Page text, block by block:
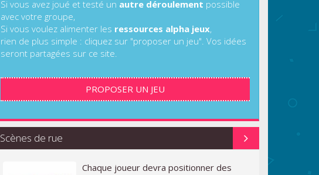
Si vous avez joué et testé un autre déroulement possible
avec votre groupe,
Si vous voulez alimenter les ressources alpha jeux,
rien de plus simple : cliquez sur "proposer un jeu". Vos idées
seront partagées sur ce site.
PROPOSER UN JEU
Scènes de rue
Chaque joueur devra positionner des